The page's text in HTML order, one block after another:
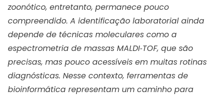
zoonótico, entretanto, permanece pouco
compreendido. A identificação laboratorial ainda
depende de técnicas moleculares como a
espectrometria de massas MALDI‑TOF, que são
precisas, mas pouco acessíveis em muitas rotinas
diagnósticas. Nesse contexto, ferramentas de
bioinformática representam um caminho para